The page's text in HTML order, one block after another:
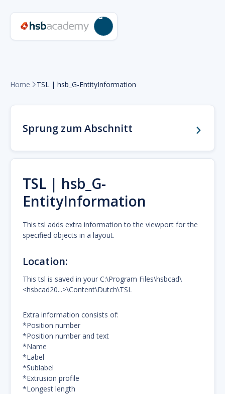
Home  TSL | hsb_G-EntityInformation
Sprung zum Abschnitt
TSL | hsb_G-
EntityInformation
This tsl adds extra information to the viewport for the
specified objects in a layout.
Location:
This tsl is saved in your C:\Program Files\hsbcad\
<hsbcad20...>\Content\Dutch\TSL
Extra information consists of:
*Position number
*Position number and text
*Name
*Label
*Sublabel
*Extrusion profile
*Longest length